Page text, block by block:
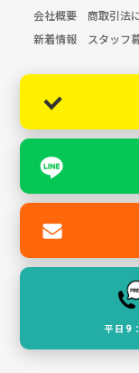
会社概要 商取引法
新着情報
スタッフ
平日9